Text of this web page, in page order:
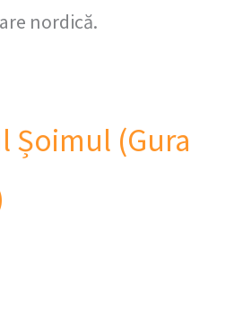
nordică.
Șoimul (Gura